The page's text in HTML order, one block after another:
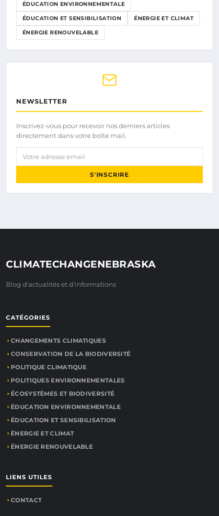
ÉDUCATION ENVIRONNEMENTALE
ÉDUCATION ET SENSIBILISATION ÉNERGIE ET CLIMAT
ÉNERGIE RENOUVELABLE
NEWSLETTER
Inscrivez-vous pour recevoir nos derniers articles
directement dans votre boîte mail.
Votre adresse email
S'INSCRIRE
CLIMATECHANGENEBRASKA
Blog d'actualités et d'informations
CATÉGORIES
CHANGEMENTS CLIMATIQUES
CONSERVATION DE LA BIODIVERSITÉ
POLITIQUE CLIMATIQUE
POLITIQUES ENVIRONNEMENTALES
ÉCOSYSTÈMES ET BIODIVERSITÉ
ÉDUCATION ENVIRONNEMENTALE
ÉDUCATION ET SENSIBILISATION
ÉNERGIE ET CLIMAT
ÉNERGIE RENOUVELABLE
LIENS UTILES
CONTACT